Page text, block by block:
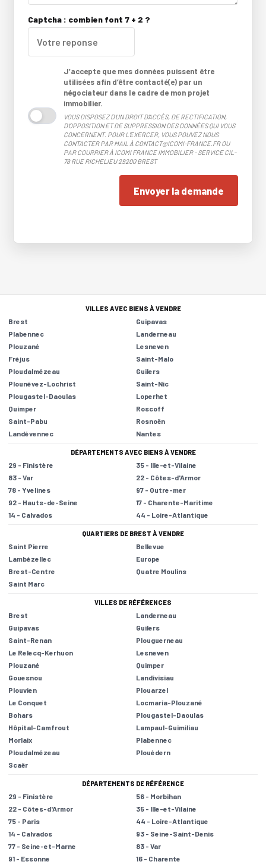
Captcha : combien font 7 + 2 ?
J’accepte que mes données puissent être
utilisées afin d’être contacté(e) par un
négociateur dans le cadre de mon projet
immobilier.
VOUS DISPOSEZ D'UN DROIT D'ACCÈS, DE RECTIFICATION,
D'OPPOSITION ET DE SUPPRESSION DES DONNÉES QUI VOUS
CONCERNENT. POUR L'EXERCER, VOUS POUVEZ NOUS
CONTACTER PAR MAIL À CONTACT@ICOMI-FRANCE.FR OU
PAR COURRIER À ICOMI FRANCE IMMOBILIER - SERVICE CIL-
78 RUE RICHELIEU 29200 BREST
Envoyer la demande
VILLES AVEC BIENS À VENDRE
Brest
Guipavas
Plabennec
Landerneau
Plouzané
Lesneven
Fréjus
Saint-Malo
Ploudalmézeau
Guilers
Plounévez-Lochrist
Saint-Nic
Plougastel-Daoulas
Loperhet
Quimper
Roscoff
Saint-Pabu
Rosnoën
Landévennec
Nantes
DÉPARTEMENTS AVEC BIENS À VENDRE
29 - Finistère
35 - Ille-et-Vilaine
83 - Var
22 - Côtes-d'Armor
78 - Yvelines
97 - Outre-mer
92 - Hauts-de-Seine
17 - Charente-Maritime
14 - Calvados
44 - Loire-Atlantique
QUARTIERS DE BREST À VENDRE
Saint Pierre
Bellevue
Lambézellec
Europe
Brest-Centre
Quatre Moulins
Saint Marc
VILLES DE RÉFÉRENCES
Brest
Landerneau
Guipavas
Guilers
Saint-Renan
Plouguerneau
Le Relecq-Kerhuon
Lesneven
Plouzané
Quimper
Gouesnou
Landivisiau
Plouvien
Plouarzel
Le Conquet
Locmaria-Plouzané
Bohars
Plougastel-Daoulas
Hôpital-Camfrout
Lampaul-Guimiliau
Morlaix
Plabennec
Ploudalmézeau
Plouédern
Scaër
DÉPARTEMENTS DE RÉFÉRENCE
29 - Finistère
56 - Morbihan
22 - Côtes-d'Armor
35 - Ille-et-Vilaine
75 - Paris
44 - Loire-Atlantique
14 - Calvados
93 - Seine-Saint-Denis
77 - Seine-et-Marne
83 - Var
91 - Essonne
16 - Charente